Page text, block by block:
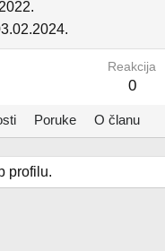
Reakcija
0
Poruke O članu
profilu.